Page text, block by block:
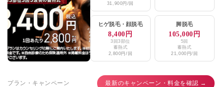
31,900円/回
ヒゲ脱毛・ 顔脱毛
8,400円
3回3部位
蓄熱式
2,800円/回
脚脱毛
105,000円
5回
蓄熱式
21,000円/回
プラン・キャンペーン 最新のキャンペーン・料金を確認 →